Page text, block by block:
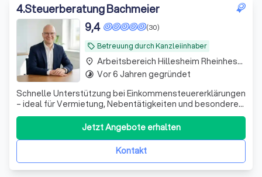
4.Steuerberatung Bachmeier
local_offer Betreuung durch Kanzleiinhaber
(30)
9,4
Schnelle Unterstützung bei Einkommensteuererklärungen
– ideal für Vermietung, Nebentätigkeiten und besondere
private Situationen. Persönlich und unkompliziert.
Kontakt
Jetzt Angebote erhalten
place Arbeitsbereich Hillesheim Rheinhessen
timelapse Vor 6 Jahren gegründet